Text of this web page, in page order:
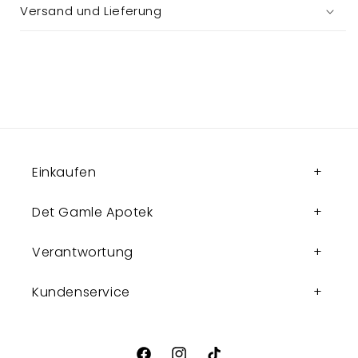
Versand und Lieferung
Einkaufen
Det Gamle Apotek
Verantwortung
Kundenservice